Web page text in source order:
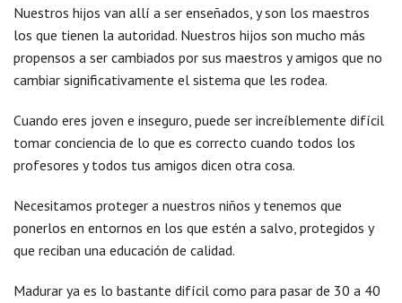
Nuestros hijos van allí a ser enseñados, y son los maestros
los que tienen la autoridad. Nuestros hijos son mucho más
propensos a ser cambiados por sus maestros y amigos que no
cambiar significativamente el sistema que les rodea.
Cuando eres joven e inseguro, puede ser increíblemente difícil
tomar conciencia de lo que es correcto cuando todos los
profesores y todos tus amigos dicen otra cosa.
Necesitamos proteger a nuestros niños y tenemos que
ponerlos en entornos en los que estén a salvo, protegidos y
que reciban una educación de calidad.
Madurar ya es lo bastante difícil como para pasar de 30 a 40